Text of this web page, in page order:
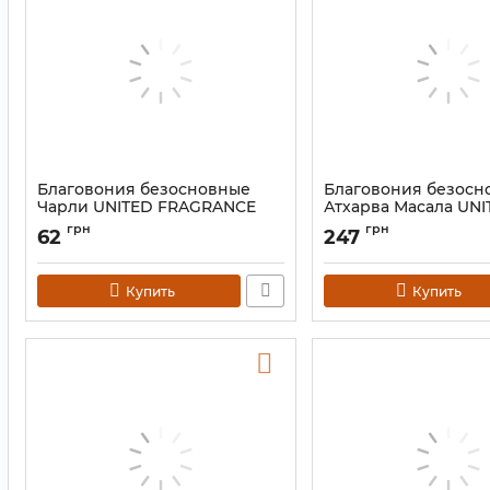
Благовония безосновные
Чарли UNITED FRAGRANCE
Charlie Dhoop 20 шт.
Артикул:
62 грн
Купить
Благовония
Атхарва Масала
FRAGRANCE Atharva
Dhoop 17 палочек
Артикул: 9130888
247 грн
Купить